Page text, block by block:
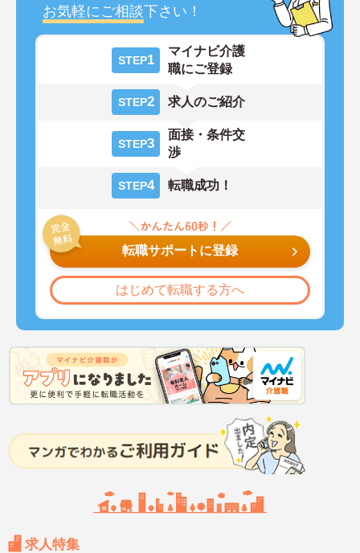
お気軽にご相談下さい！
STEP1
マイナビ介護
職にご登録
STEP2 求人のご紹介
STEP3
面接・条件交
渉
STEP4 転職成功！
転職サポートに登録
はじめて転職する方へ
求人特集